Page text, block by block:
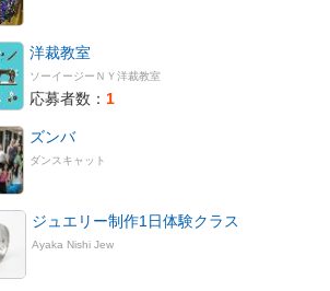
洋裁教室
ソーイージーＮＹ洋裁教室
応募者数： 1
ズンバ
ダンスキャット
ジュエリー制作1日体験クラス
Ayaka Nishi Jew